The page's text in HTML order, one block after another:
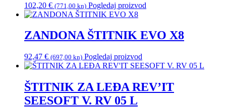
102,20 € (771,00 kn) Pogledaj proizvod
ZANDONA ŠTITNIK EVO X8
92,47 € (697,00 kn) Pogledaj proizvod
ŠTITNIK ZA LEĐA REV’IT
SEESOFT V. RV 05 L